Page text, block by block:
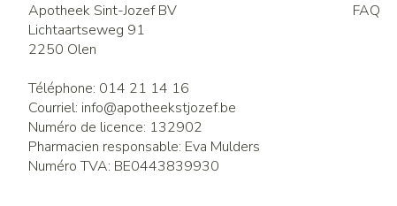
Apotheek Sint-Jozef BV
Lichtaartseweg 91
2250 Olen
Téléphone: 014 21 14 16
Courriel: info@apotheekstjozef.be
Numéro de licence: 132902
Pharmacien responsable: Eva Mulders
Numéro TVA: BE0443839930
FAQ